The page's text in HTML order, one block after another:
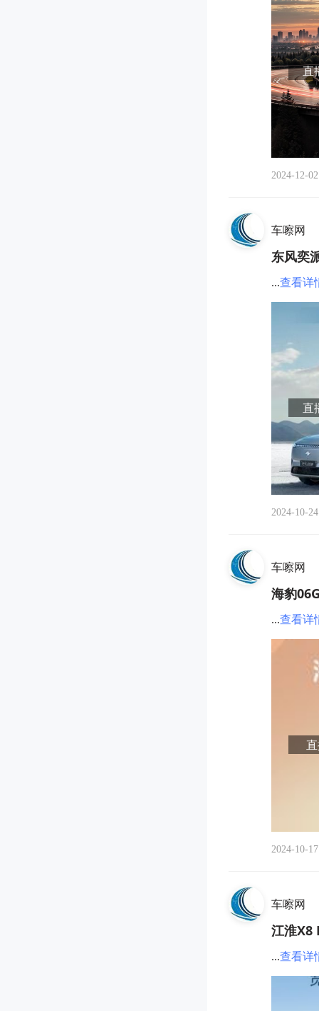
直
2024-12-02
车嚓网
东风奕
...查看详
直
2024-10-24
车嚓网
海豹
...查看详
2024-10-17
车嚓网
江淮X8
...查看详